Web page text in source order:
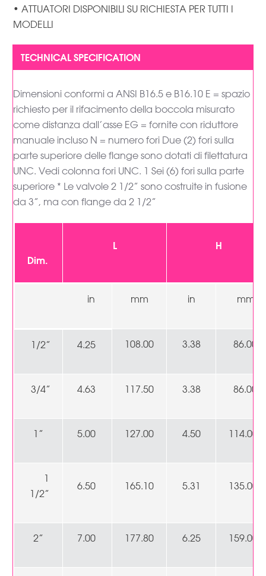
• ATTUATORI DISPONIBILI SU RICHIESTA PER TUTTI I
MODELLI
Dimensioni conformi a ANSI B16.5 e B16.10 E = spazio
richiesto per il rifacimento della boccola misurato
come distanza dall’asse EG = fornite con riduttore
manuale incluso N = numero fori Due (2) fori sulla
parte superiore delle flange sono dotati di filettatura
UNC. Vedi colonna fori UNC. 1 Sei (6) fori sulla parte
superiore * Le valvole 2 1/2” sono costruite in fusione
da 3”, ma con flange da 2 1/2”
Dim.
L H
in mm in mm
1/2” 4.25 108.00 3.38 86.00
3/4” 4.63 117.50 3.38 86.00
1” 5.00 127.00 4.50 114.00
1
1/2”
6.50 165.10 5.31 135.00
2” 7.00 177.80 6.25 159.00